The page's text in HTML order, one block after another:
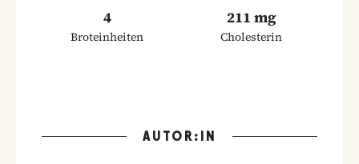
4
Broteinheiten
211 mg
Cholesterin
AUTOR:IN